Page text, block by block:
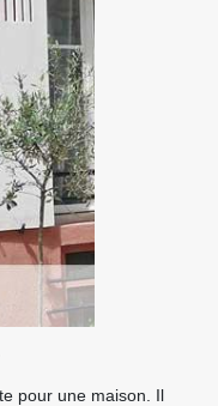
pour une maison. Il